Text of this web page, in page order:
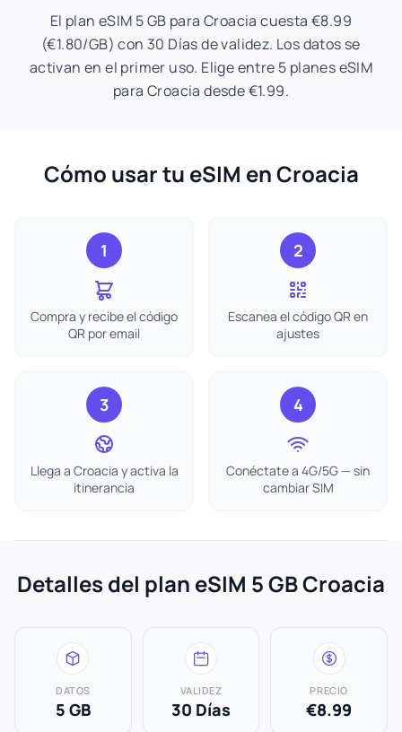
El plan eSIM 5 GB para Croacia cuesta €8.99
(€1.80/GB) con 30 Días de validez. Los datos se
activan en el primer uso. Elige entre 5 planes eSIM
para Croacia desde €1.99.
Cómo usar tu eSIM en Croacia
1
Compra y recibe el código
QR por email
2
Escanea el código QR en
ajustes
3
Llega a Croacia y activa la
itinerancia
4
Conéctate a 4G/5G — sin
cambiar SIM
Detalles del plan eSIM 5 GB Croacia
DATOS
5 GB
VALIDEZ
30 Días
PRECIO
€8.99